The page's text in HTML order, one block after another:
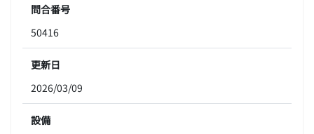
問合番号
50416
更新日
2026/03/09
設備